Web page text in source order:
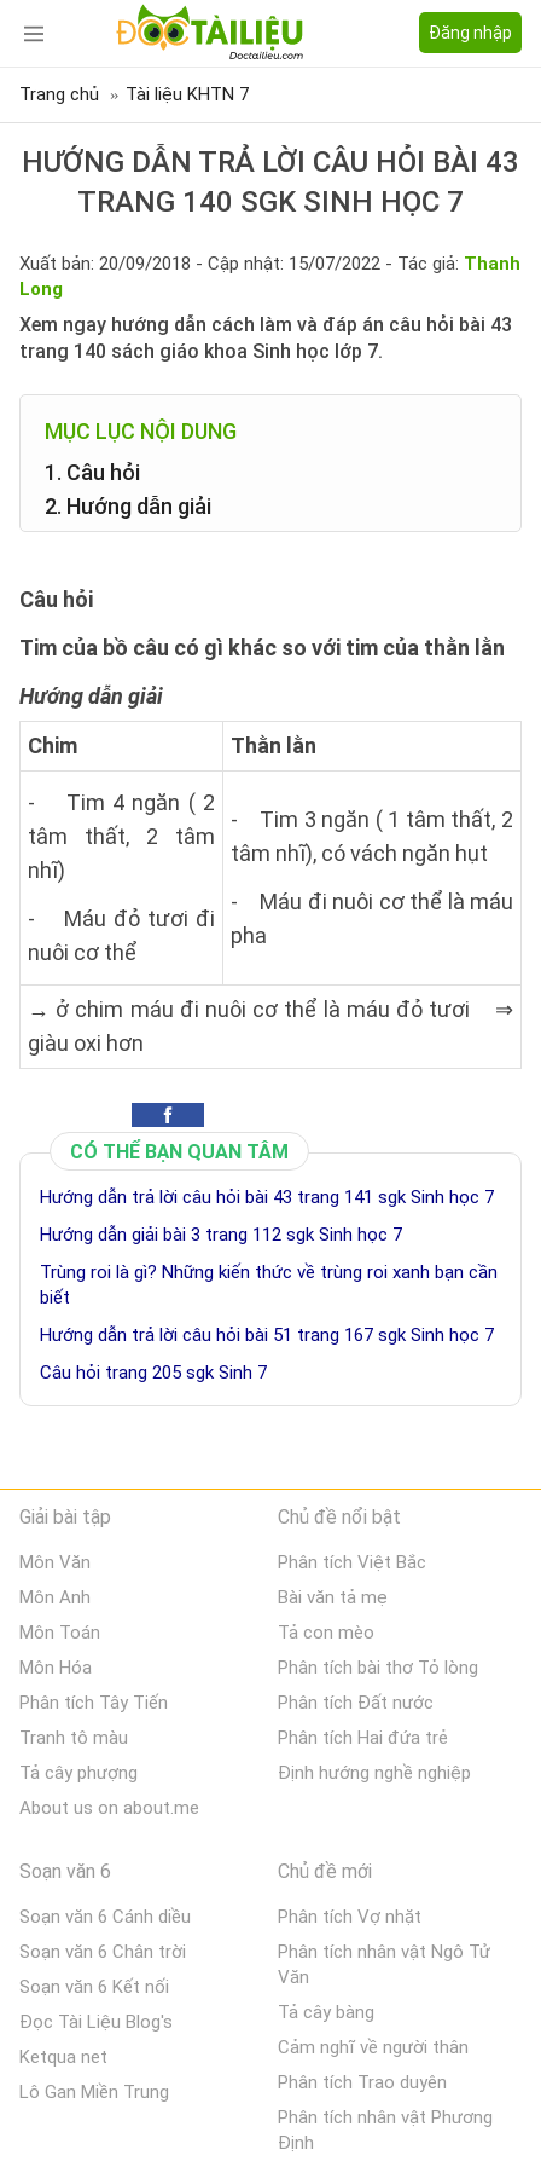
Đăng nhập
Trang chủ Tài liệu KHTN 7
HƯỚNG DẪN TRẢ LỜI CÂU HỎI BÀI 43
TRANG 140 SGK SINH HỌC 7
Xuất bản: 20/09/2018 - Cập nhật: 15/07/2022 - Tác giả: Thanh
Long
Xem ngay hướng dẫn cách làm và đáp án câu hỏi bài 43
trang 140 sách giáo khoa Sinh học lớp 7.
MỤC LỤC NỘI DUNG
1. Câu hỏi
2. Hướng dẫn giải
Câu hỏi
Tim của bồ câu có gì khác so với tim của thằn lằn
Hướng dẫn giải
Chim
Thằn lằn
- Tim 4 ngăn ( 2
tâm thất, 2 tâm
nhĩ)
- Máu đỏ tươi đi
nuôi cơ thể
- Tim 3 ngăn ( 1 tâm thất, 2
tâm nhĩ), có vách ngăn hụt
- Máu đi nuôi cơ thể là máu
pha
→ ở chim máu đi nuôi cơ thể là máu đỏ tươi ⇒
giàu oxi hơn
CÓ THỂ BẠN QUAN TÂM
Hướng dẫn trả lời câu hỏi bài 43 trang 141 sgk Sinh học 7
Hướng dẫn giải bài 3 trang 112 sgk Sinh học 7
Trùng roi là gì? Những kiến thức về trùng roi xanh bạn cần
biết
Hướng dẫn trả lời câu hỏi bài 51 trang 167 sgk Sinh học 7
Câu hỏi trang 205 sgk Sinh 7
Giải bài tập
Môn Văn
Môn Anh
Môn Toán
Môn Hóa
Phân tích Tây Tiến
Tranh tô màu
Tả cây phượng
About us on about.me
Chủ đề nổi bật
Phân tích Việt Bắc
Bài văn tả mẹ
Tả con mèo
Phân tích bài thơ Tỏ lòng
Phân tích Đất nước
Phân tích Hai đứa trẻ
Định hướng nghề nghiệp
Soạn văn 6
Soạn văn 6 Cánh diều
Soạn văn 6 Chân trời
Soạn văn 6 Kết nối
Đọc Tài Liệu Blog's
Ketqua net
Lô Gan Miền Trung
Chủ đề mới
Phân tích Vợ nhặt
Phân tích nhân vật Ngô Tử
Văn
Tả cây bàng
Cảm nghĩ về người thân
Phân tích Trao duyên
Phân tích nhân vật Phương
Định